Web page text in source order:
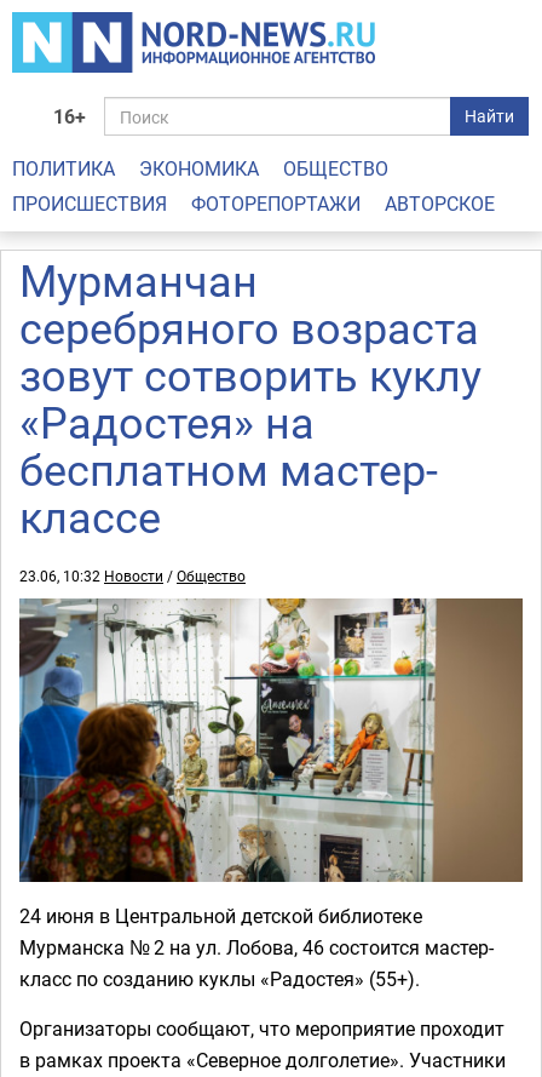
16+ Найти
ПОЛИТИКА ЭКОНОМИКА
ОБЩЕСТВО
ПРОИСШЕСТВИЯ
ФОТОРЕПОРТАЖИ АВТОРСКОЕ
Мурманчан
серебряного возраста
зовут сотворить куклу
«Радостея» на
бесплатном мастер-
классе
23.06, 10:32 Новости /Общество
24 июня в Центральной детской библиотеке
Мурманска № 2 на ул. Лобова, 46 состоится мастер-
класс по созданию куклы «Радостея» (55+).
Организаторы сообщают, что мероприятие проходит
в рамках проекта «Северное долголетие». Участники